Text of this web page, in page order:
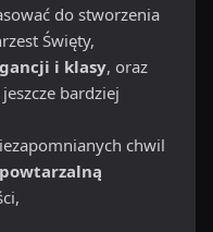
do stworzenia
Święty,
i klasy, oraz
bardziej
chwil